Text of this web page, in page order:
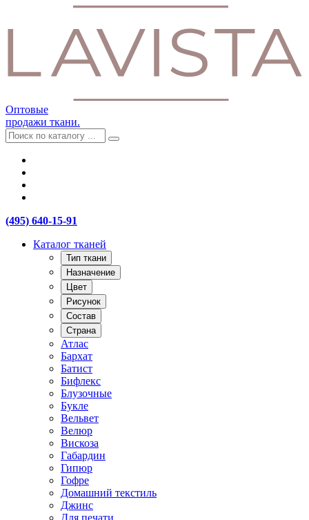
Оптовые
продажи ткани.
(495) 640-15-91
Каталог тканей
Тип ткани
Назначение
Цвет
Рисунок
Состав
Страна
Атлас
Бархат
Батист
Бифлекс
Блузочные
Букле
Вельвет
Велюр
Вискоза
Габардин
Гипюр
Гофре
Домашний текстиль
Джинс
Для печати